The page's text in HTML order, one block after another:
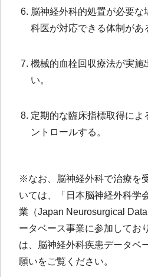
6. 脳神経外科的処置が必要
科医が対応できる体制があ
7. 機械的血栓回収療法が実施
い。
8. 定期的な臨床指標取得によ
ントロールする。
※なお、脳神経外科で治療を
いては、「日本脳神経外科学
業（Japan Neurosurgical
ータベース事業に参加してお
は、脳神経外科疾患データベ
願いをご覧ください。